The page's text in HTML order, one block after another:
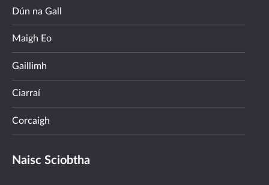
Dún na Gall
Maigh Eo
Gaillimh
Ciarraí
Corcaigh
Naisc Sciobtha